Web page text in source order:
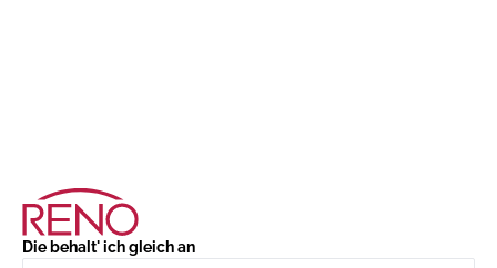
Die behalt' ich gleich an